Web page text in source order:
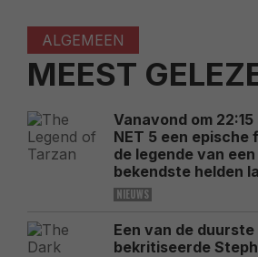
ALGEMEEN
MEEST
Vanavond om
NET 5 een
de legende van
bekendste helden
NIEUWS
Een van de
bekritiseerde